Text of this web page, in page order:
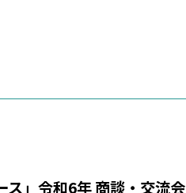
ス」令和6年 商談・交流会